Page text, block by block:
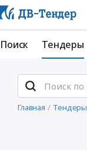
Поиск Тендеры
Главная Тендеры